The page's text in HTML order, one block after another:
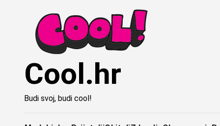
Cool.hr
Budi svoj, budi cool!